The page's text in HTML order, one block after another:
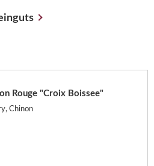
Rouge "Croix Boissee"
Chinon